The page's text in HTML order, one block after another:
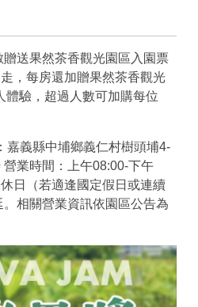
送果然茶香觀光園區入園票
，每房還加贈果然茶香觀光
體驗，超過人數可加購每位
嘉義縣中埔鄉義仁村樹頭埔4-
業時間：上午08:00-下午
日（若適逢國定假日或連續
相關營業資訊依園區公告為